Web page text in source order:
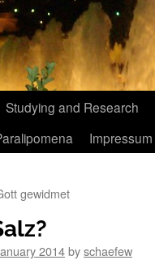
Studying and Research
Impressum
gewidmet
2014byschaefew